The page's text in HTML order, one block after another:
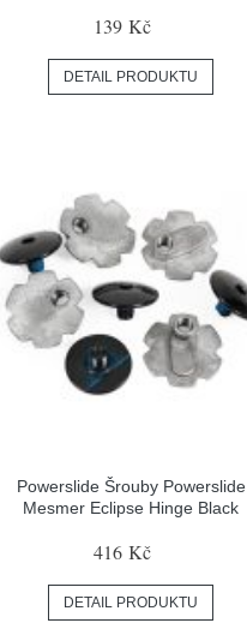
139 Kč
DETAIL PRODUKTU
Powerslide Šrouby Powerslide
Mesmer Eclipse Hinge Black
416 Kč
DETAIL PRODUKTU